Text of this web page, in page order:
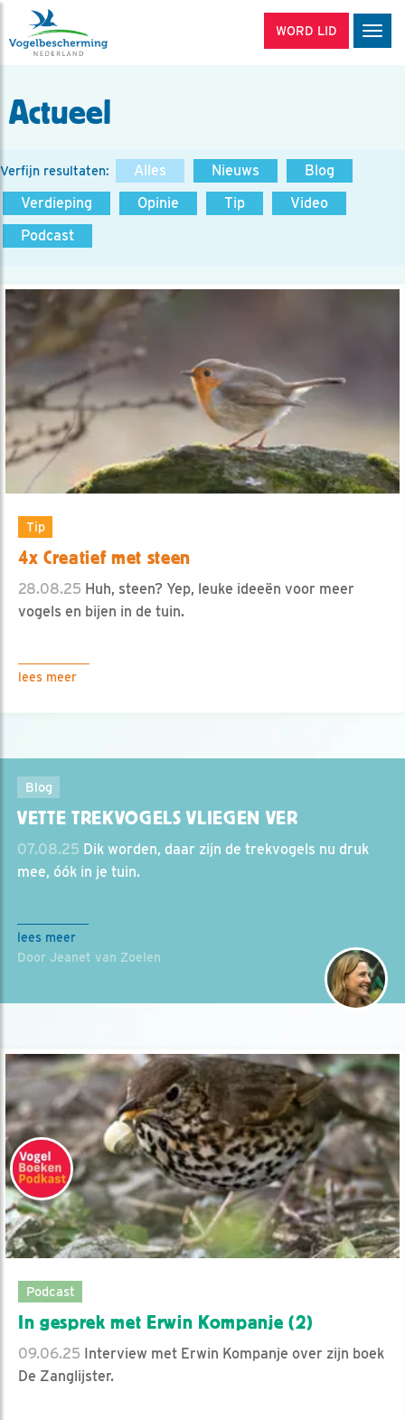
WORD LID
Actueel
Verfijn resultaten: Alles Nieuws
Blog
Verdieping
Opinie Tip
Video
Podcast
Tip
4x Creatief met steen
28.08.25 Huh, steen? Yep, leuke ideeën voor meer
vogels en bijen in de tuin.
lees meer
Blog
VETTE TREKVOGELS VLIEGEN VER
07.08.25 Dik worden, daar zijn de trekvogels nu druk
mee, óók in je tuin.
lees meer
Door Jeanet van Zoelen
Podcast
In gesprek met Erwin Kompanje (2)
09.06.25 Interview met Erwin Kompanje over zijn boek
De Zanglijster.